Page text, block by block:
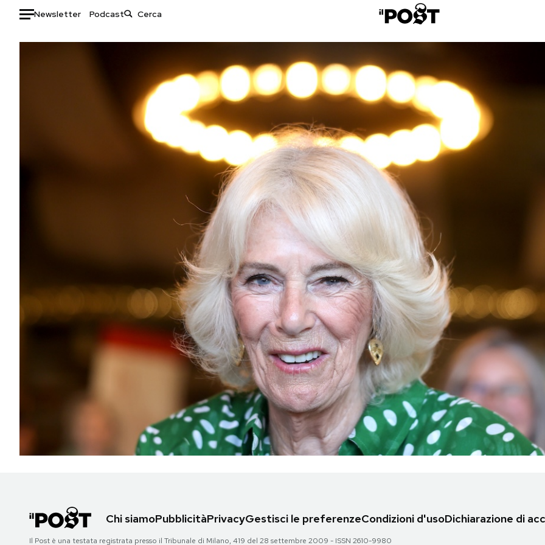
Newsletter Podcast
Auto
Moda
Consumismi
Storie/Idee
Altrecose
Mondiali calcio 2026
CALENDARIO
Area Personale
Newsletter
Chi siamoPubblicitàPrivacyGestisci le preferenzeCondizioni d'usoDichiarazione di
Il Post è una testata registrata presso il Tribunale di Milano, 419 del 28 settembre 2009 - ISSN 2610-9980